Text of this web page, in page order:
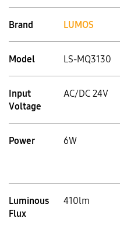
Brand LUMOS
Model LS-MQ3130
Input
Voltage
AC/DC 24V
Power 6W
Luminous
Flux
410lm